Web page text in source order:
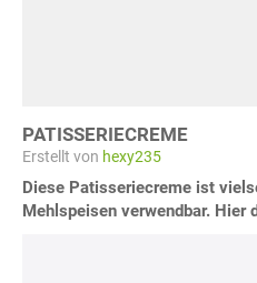
PATISSERIECREME
Erstellt von hexy235
Diese Patisseriecreme ist
Mehlspeisen verwendbar. Hier